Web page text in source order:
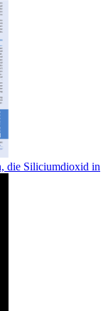
die Siliciumdioxid in